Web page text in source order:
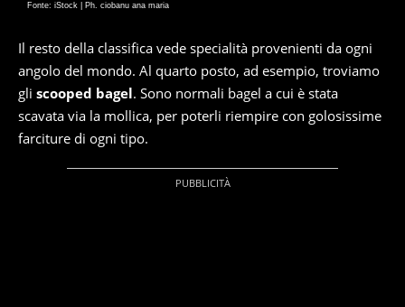
Fonte: iStock | Ph. ciobanu ana maria
Il resto della classifica vede specialità provenienti da ogni
angolo del mondo. Al quarto posto, ad esempio, troviamo
gli scooped bagel. Sono normali bagel a cui è stata
scavata via la mollica, per poterli riempire con golosissime
farciture di ogni tipo.